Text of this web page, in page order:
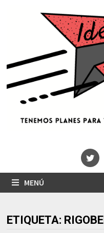
MENÚ
ETIQUETA: